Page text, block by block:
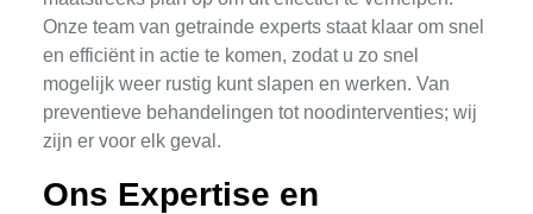
Onze team van getrainde experts staat klaar om snel
en efficiënt in actie te komen, zodat u zo snel
mogelijk weer rustig kunt slapen en werken. Van
preventieve behandelingen tot noodinterventies; wij
zijn er voor elk geval.
Ons Expertise en